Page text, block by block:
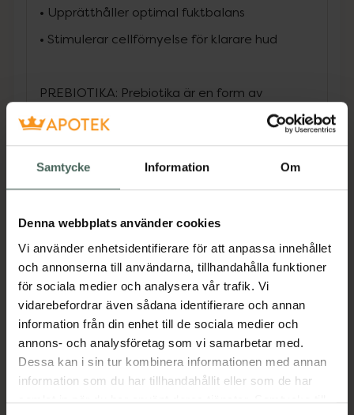
Samtycke Information Om
Denna webbplats använder cookies
Vi använder enhetsidentifierare för att anpassa innehållet
och annonserna till användarna, tillhandahålla funktioner
för sociala medier och analysera vår trafik. Vi
vidarebefordrar även sådana identifierare och annan
information från din enhet till de sociala medier och
annons- och analysföretag som vi samarbetar med.
Dessa kan i sin tur kombinera informationen med annan
information som du har tillhandahållit eller som de har
samlat in när du har använt deras tjänster. Samtycke till
• Upprätthåller optimal fuktbalans
• Stimulerar cellförnyelse för klarare hud
PREBIOTIKA: Prebiotika är en form av
kolhydrater som fungerar som näring för
hudensnaturliga mikroflora. Bidrar till att öka
tillväxten av goda bakterier, t.ex. olika typer
av laktobaciller och bifidobakterier samtidigt
som tillväxten av skadliga bakterier hämmas.
förstärker försvaret mot yttre angripare.
PROBIOTIKA: Gynnar tillväxten av goda
bakterier och hämmar de skadliga. Probiotika
kan vara mycket effektivt för att reducera
bakterier som ger upphov till akne, t.ex.
Propionibacterium acnes, och det hjälper
också till att stärka hudens naturliga